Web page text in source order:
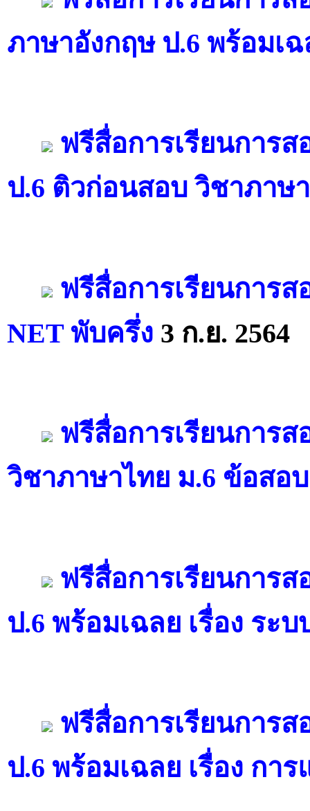
ภาษาอังกฤษ ป.6 พร้อมเ
ฟรีสื่อการเรียนการส
ป.6 ติวก่อนสอบ วิชาภาษ
ฟรีสื่อการเรียนการ
NET พับครึ่ง 3 ก.ย. 2564
ฟรีสื่อการเรียนการ
วิชาภาษาไทย ม.6 ข้อสอ
ฟรีสื่อการเรียนการ
ป.6 พร้อมเฉลย เรื่อง ระ
ฟรีสื่อการเรียนการ
ป.6 พร้อมเฉลย เรื่อง กา